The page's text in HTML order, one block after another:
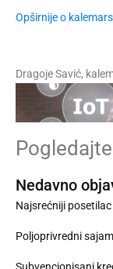
Opširnije o
Dragoje Savić,
Nedavno
Najsrećniji
Poljoprivredni